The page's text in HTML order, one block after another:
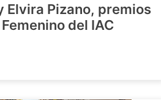
Elvira Pizano, premios
del IAC